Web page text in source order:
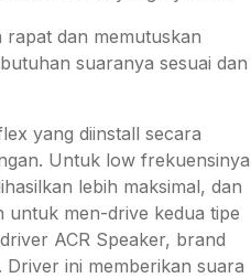
dan memutuskan
suaranya sesuai dan
yang diinstall secara
Untuk low frekuensinya
lebih maksimal, dan
untuk men-drive kedua tipe
ACR Speaker, brand
Driver ini memberikan suara